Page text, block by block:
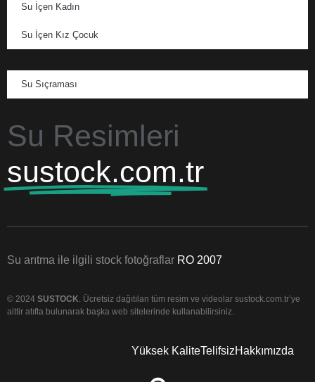
Su İçen Kadın
Su İçen Kız Çocuk
Su Sıçraması
Su Resimleri
sustock.com.tr
Su arıtma ile ilgili stock fotoğraflar RO 2007
© 2024 SUSTOCK. Ücretsiz dağıtılan tüm resim ve videolar sustock.com.tr’ye
aittir atıfta bulunarak başka web sitelerinde kullanabilirsiniz.
Yüksek KaliteTelifsizHakkımızda